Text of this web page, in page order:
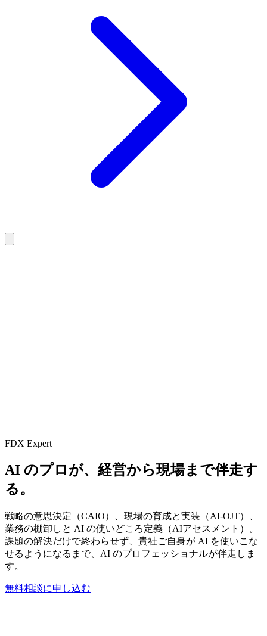
FDX Expert
AI の​プロが、​経営から​現場まで​伴走す
る。
戦略の意思決定（CAIO）、現場の育成と実装（AI-OJT）、
業務の棚卸しと AI の使いどころ定義（AIアセスメント）。
課題の解決だけで終わらせず、貴社ご自身が AI を使いこな
せるようになるまで、AI のプロフェッショナルが伴走しま
す。
無料相談に申し込む